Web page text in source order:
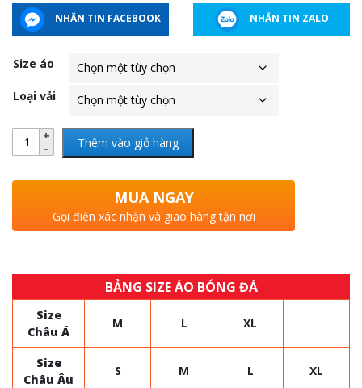
NHẮN TIN FACEBOOK NHẮN TIN ZALO
Size áo
Loại vải
Thêm vào giỏ hàng
MUA NGAY
Gọi điện xác nhận và giao hàng tận nơi
BẢNG SIZE ÁO BÓNG ĐÁ
Size
Châu Á
M L XL
Size
Châu Âu
S M L XL